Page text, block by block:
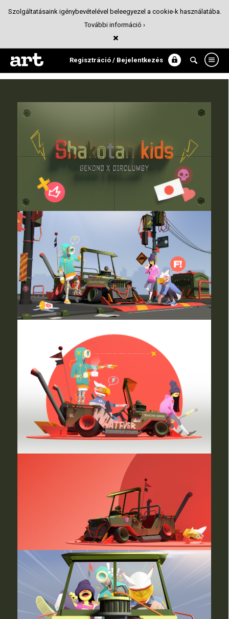
Regisztráció / Bejelentkezés
Shakotan kids Sekond x Dirclumsy
3D
Szolgáltatásaink igénybevételével beleegyezel a cookie-k használatába.
További információ ›